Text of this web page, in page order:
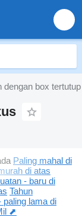
dengan box
Paling mahal di
di atas
- baru di
Tahun
paling lama di
⬈